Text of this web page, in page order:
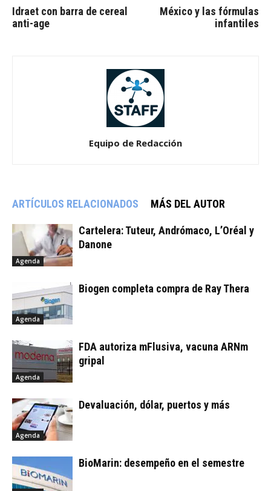
Idraet con barra de cereal
anti-age
México y las fórmulas
infantiles
Equipo de Redacción
ARTÍCULOS RELACIONADOS MÁS DEL AUTOR
Agenda
Cartelera: Tuteur, Andrómaco, L’Oréal y
Danone
Agenda
Biogen completa compra de Ray Thera
Agenda
FDA autoriza mFlusiva, vacuna ARNm
gripal
Agenda
Devaluación, dólar, puertos y más
BioMarin: desempeño en el semestre